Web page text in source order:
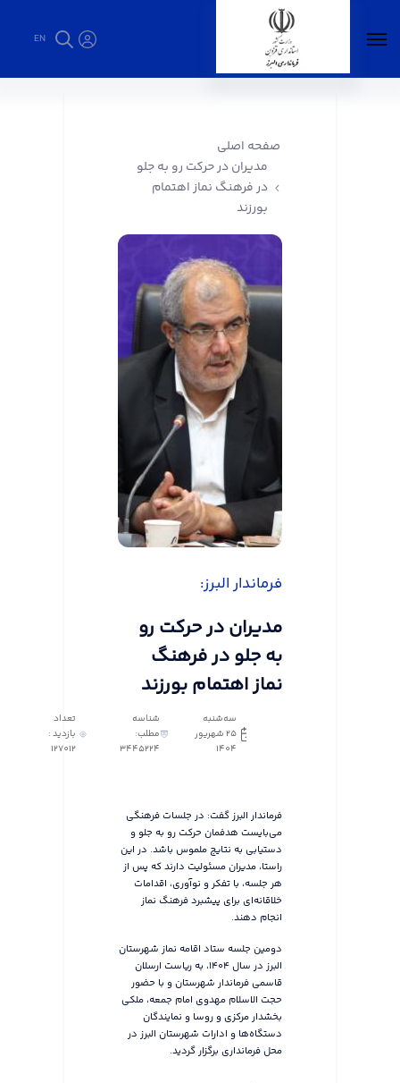
EN
صفحه اصلی
مدیران در حرکت رو به جلو
در فرهنگ نماز اهتمام
بورزند
فرماندار البرز:
مدیران در حرکت رو
به جلو در فرهنگ
نماز اهتمام بورزند
سه‌شنبه
25 شهریور
1404
شناسه
مطلب:
3445224
تعداد
بازدید :
127012
فرماندار البرز گفت: در جلسات فرهنگی
می‌بایست هدفمان حرکت رو به جلو و
دستیابی به نتایج ملموس باشد. در این
راستا، مدیران مسئولیت دارند که پس از
هر جلسه، با تفکر و نوآوری، اقدامات
خلاقانه‌ای برای پیشبرد فرهنگ نماز
انجام دهند.
دومین جلسه ستاد اقامه نماز شهرستان
البرز در سال ۱۴۰۴، به ریاست ارسلان
قاسمی فرماندار شهرستان و با حضور
حجت الاسلام مهدوی امام جمعه، ملکی
بخشدار مرکزی و روسا و نمایندگان
دستگاه‌ها و ادارات شهرستان البرز در
محل فرمانداری برگزار گردید.